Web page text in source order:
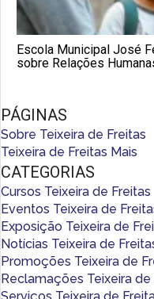
Escola Municipal José
sobre Relações
PÁGINAS
Sobre Teixeira de Freitas
Teixeira de Freitas Mais
CATEGORIAS
Cursos Teixeira de Freitas
Eventos Teixeira de
Exposição Teixeira de
Notícias Teixeira de
Promoções Teixeira de
Reclamações Teixeira de